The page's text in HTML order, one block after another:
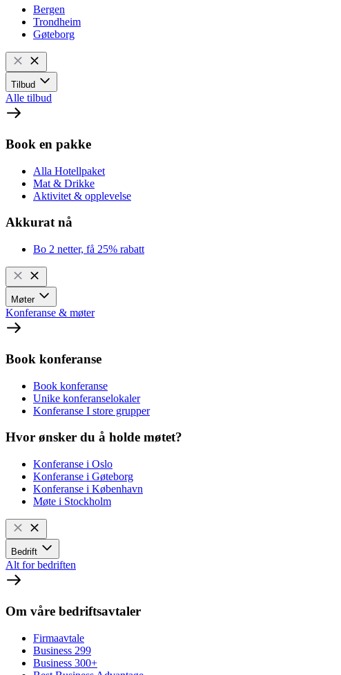
Bergen
Trondheim
Gøteborg
Tilbud
Alle tilbud
Book en pakke
Alla Hotellpaket
Mat & Drikke
Aktivitet & opplevelse
Akkurat nå
Bo 2 netter, få 25% rabatt
Møter
Konferanse & møter
Book konferanse
Book konferanse
Unike konferanselokaler
Konferanse I store grupper
Hvor ønsker du å holde møtet?
Konferanse i Oslo
Konferanse i Gøteborg
Konferanse i København
Møte i Stockholm
Bedrift
Alt for bedriften
Om våre bedriftsavtaler
Firmaavtale
Business 299
Business 300+